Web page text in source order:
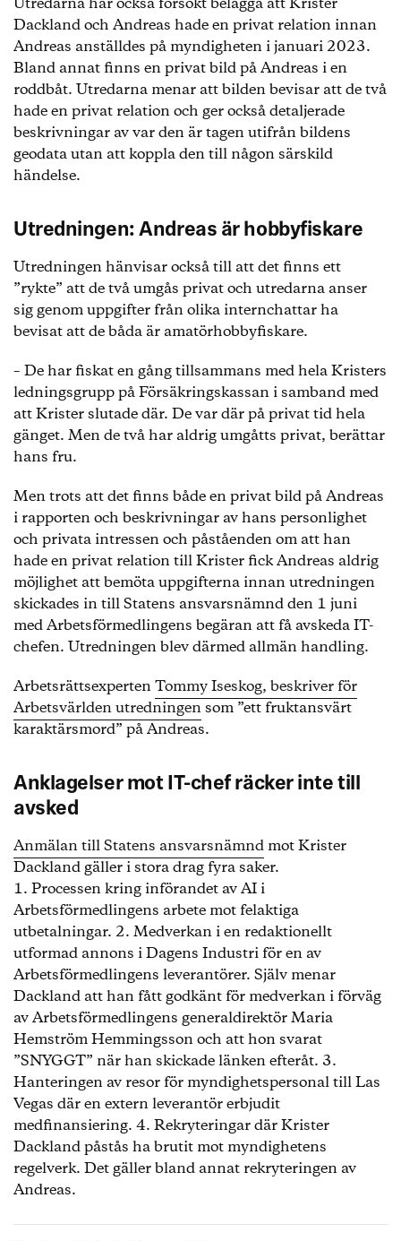
Utredarna har också försökt belägga att Krister
Dackland och Andreas hade en privat relation innan
Andreas anställdes på myndigheten i januari 2023.
Bland annat finns en privat bild på Andreas i en
roddbåt. Utredarna menar att bilden bevisar att de två
hade en privat relation och ger också detaljerade
beskrivningar av var den är tagen utifrån bildens
geodata utan att koppla den till någon särskild
händelse.
Utredningen: Andreas är hobbyfiskare
Utredningen hänvisar också till att det finns ett
”rykte” att de två umgås privat och utredarna anser
sig genom uppgifter från olika internchattar ha
bevisat att de båda är amatörhobbyfiskare.
– De har fiskat en gång tillsammans med hela Kristers
ledningsgrupp på Försäkringskassan i samband med
att Krister slutade där. De var där på privat tid hela
gänget. Men de två har aldrig umgåtts privat, berättar
hans fru.
Men trots att det finns både en privat bild på Andreas
i rapporten och beskrivningar av hans personlighet
och privata intressen och påståenden om att han
hade en privat relation till Krister fick Andreas aldrig
möjlighet att bemöta uppgifterna innan utredningen
skickades in till Statens ansvarsnämnd den 1 juni
med Arbetsförmedlingens begäran att få avskeda IT-
chefen. Utredningen blev därmed allmän handling.
ArbetsrättsexpertenTommy Iseskog, beskriver för
Arbetsvärlden utredningensom ”ett fruktansvärt
karaktärsmord” på Andreas.
Anklagelser mot IT-chef räcker inte till
avsked
Anmälan till Statens ansvarsnämndmot Krister
Dackland gäller i stora drag fyra saker.
1. Processen kring införandet av AI i
Arbetsförmedlingens arbete mot felaktiga
utbetalningar. 2. Medverkan i en redaktionellt
utformad annons i Dagens Industri för en av
Arbetsförmedlingens leverantörer. Själv menar
Dackland att han fått godkänt för medverkan i förväg
av Arbetsförmedlingens generaldirektör Maria
Hemström Hemmingsson och att hon svarat
”SNYGGT” när han skickade länken efteråt. 3.
Hanteringen av resor för myndighetspersonal till Las
Vegas där en extern leverantör erbjudit
medfinansiering. 4. Rekryteringar där Krister
Dackland påstås ha brutit mot myndighetens
regelverk. Det gäller bland annat rekryteringen av
Andreas.